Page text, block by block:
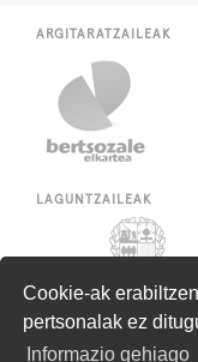
Cookie-ak
pertsonalak ez
Informazio gehiago
ARGITARATZAILEAK
LAGUNTZAILEAK